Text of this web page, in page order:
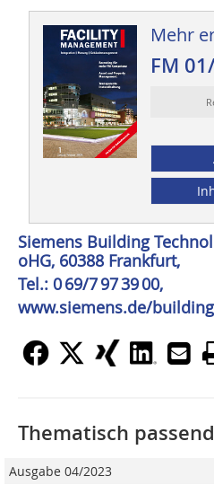
Mehr
FM
Siemens Building
oHG, 60388 Frankfurt,
Tel.: 0 69/7 97 39 00,
www.siemens.de/
Thematisch
Ausgabe 04/2023